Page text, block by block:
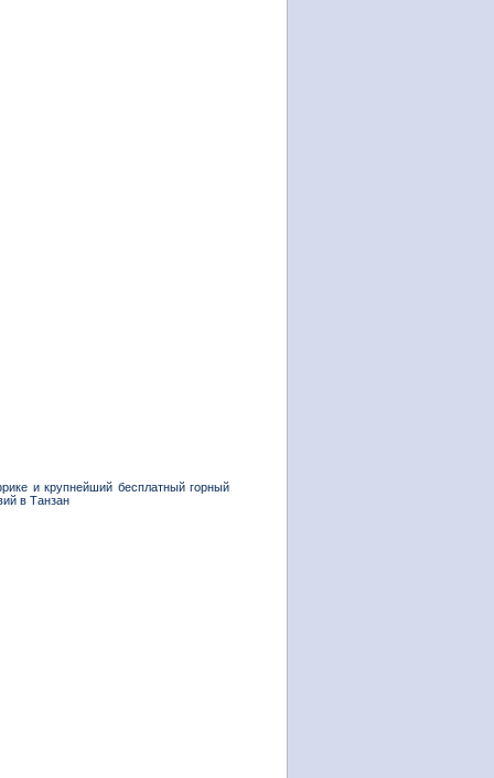
и крупнейший бесплатный горный
в Танзан